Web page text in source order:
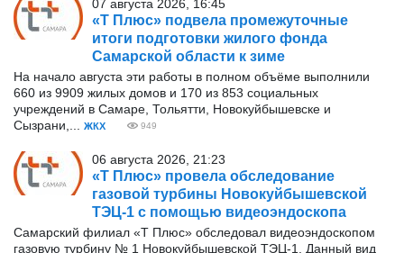
07 августа 2026, 16:45
«Т Плюс» подвела промежуточные
итоги подготовки жилого фонда
Самарской области к зиме
На начало августа эти работы в полном объёме выполнили
660 из 9909 жилых домов и 170 из 853 социальных
учреждений в Самаре, Тольятти, Новокуйбышевске и
Сызрани,...
ЖКХ 949
06 августа 2026, 21:23
«Т Плюс» провела обследование
газовой турбины Новокуйбышевской
ТЭЦ-1 с помощью видеоэндоскопа
Самарский филиал «Т Плюс» обследовал видеоэндоскопом
газовую турбину № 1 Новокуйбышевской ТЭЦ-1. Данный вид